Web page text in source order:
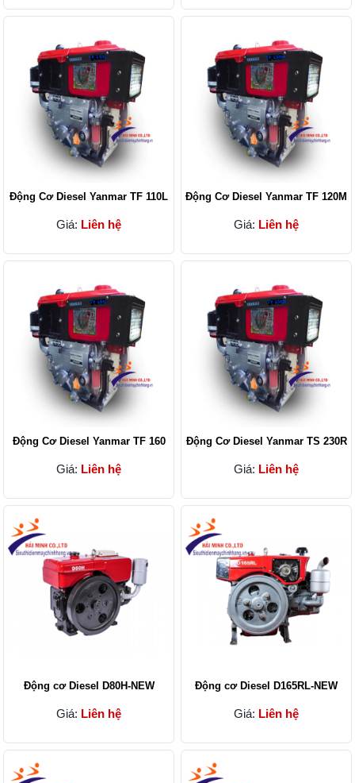
Động Cơ Diesel Yanmar TF 110L
Giá: Liên hệ
Động Cơ Diesel Yanmar TF 120M
Giá: Liên hệ
Động Cơ Diesel Yanmar TF 160
Giá: Liên hệ
Động Cơ Diesel Yanmar TS 230R
Giá: Liên hệ
Động cơ Diesel D80H-NEW
Giá: Liên hệ
Động cơ Diesel D165RL-NEW
Giá: Liên hệ